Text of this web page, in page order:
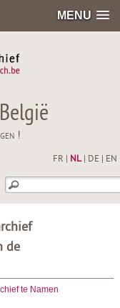
MENU
!
FR NL| DE EN
de
te Namen